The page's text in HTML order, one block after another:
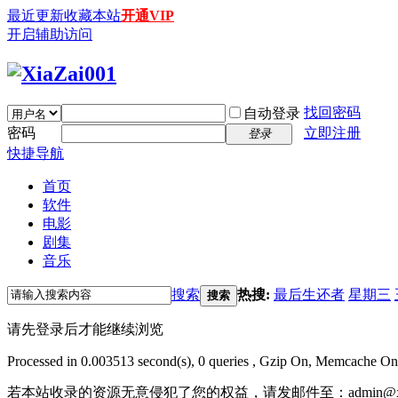
最近更新收藏本站开通VIP
开启辅助访问
自动登录 找回密码
密码
登录
立即注册
快捷导航
首页
软件
电影
剧集
音乐
搜索 搜索 热搜: 最后生还者 星期三
请先登录后才能继续浏览
Processed in 0.003513 second(s), 0 queries , Gzip On, Memcache
若本站收录的资源无意侵犯了您的权益，请发邮件至：